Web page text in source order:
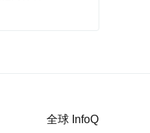
全球 InfoQ